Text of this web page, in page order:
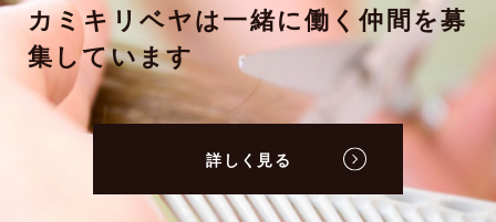
カミキリベヤは一緒に働く仲間を募
集しています
詳しく見る